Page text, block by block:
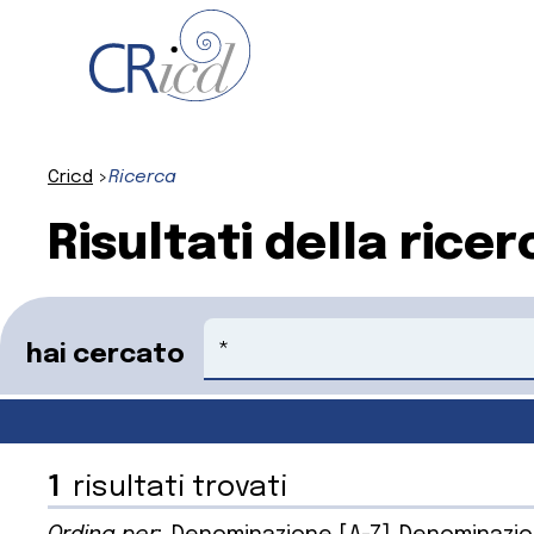
Cricd Ricerca
Risultati della
hai cercato
Cerca
1 risultati trovati